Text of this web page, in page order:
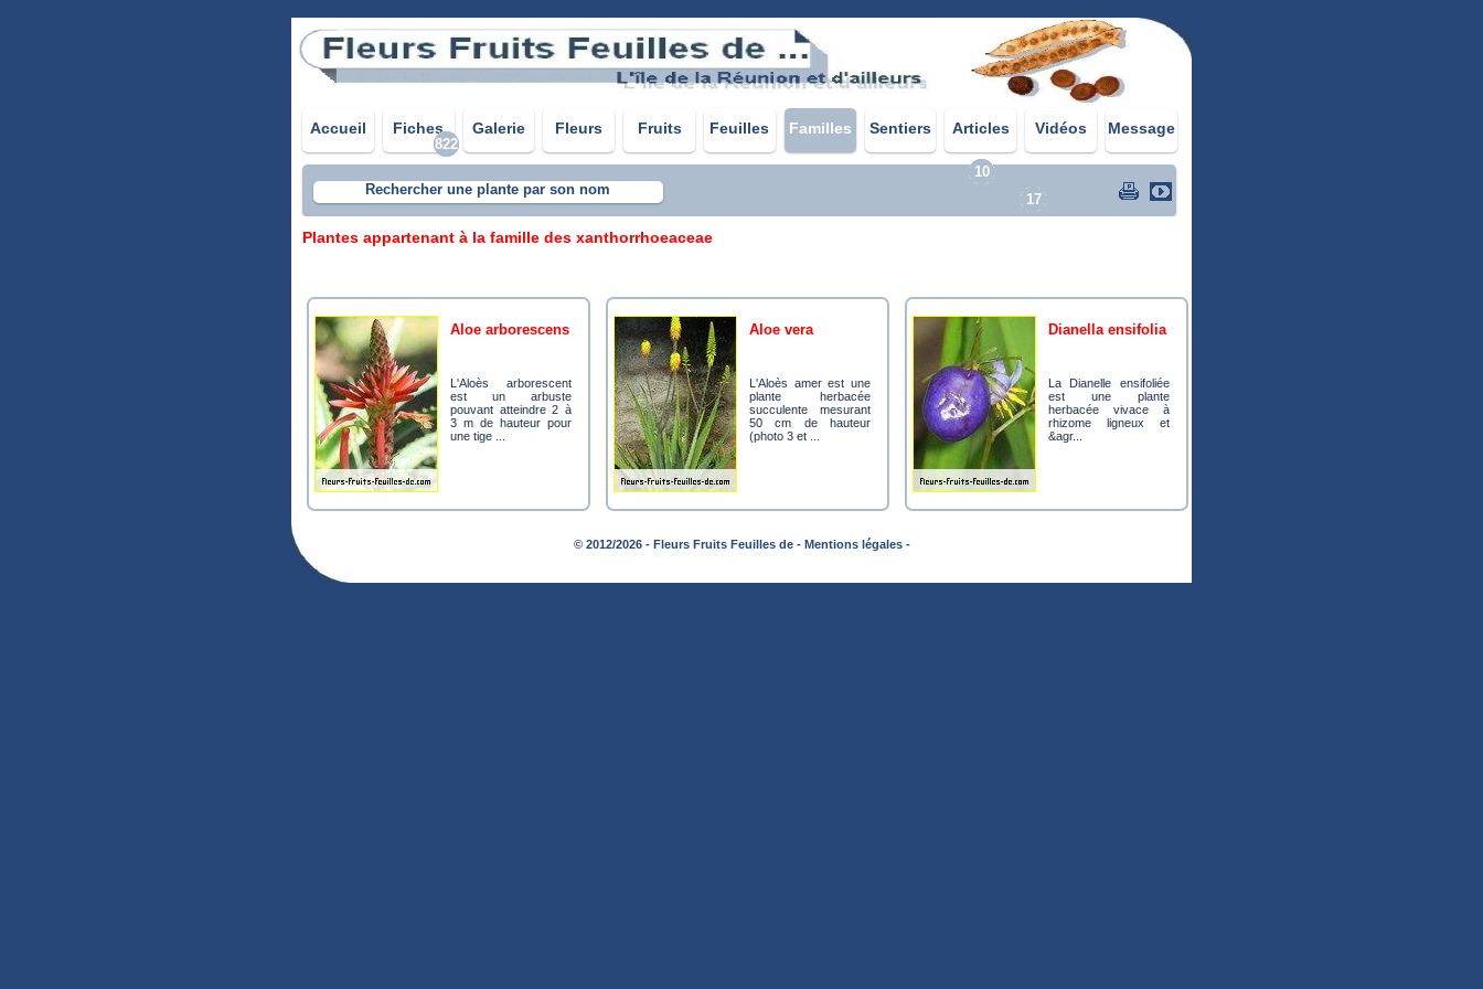
Accueil Fiches Galerie Fleurs Fruits Feuilles Familles Sentiers Articles Vidéos Message
822
10
17
Rechercher une plante par son nom
Plantes appartenant à la famille des xanthorrhoeaceae
aloe arborescens
L'Aloès arborescent
est un arbuste
pouvant atteindre 2 à
3 m de hauteur pour
une tige ...
aloe vera
L'Aloès amer est une
plante herbacée
succulente mesurant
50 cm de hauteur
(photo 3 et ...
dianella ensifolia
La Dianelle ensifoliée
est une plante
herbacée vivace à
rhizome ligneux et
&agr...
© 2012/2026 - Fleurs Fruits Feuilles de - Mentions légales -